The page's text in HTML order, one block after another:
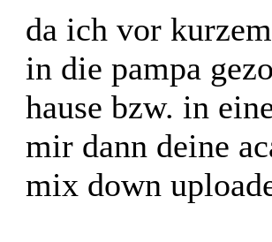
da ich vor
in die pampa
hause bzw. in
mir dann deine
mix down